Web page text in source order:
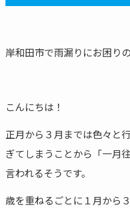
岸和田市で雨漏りにお困り
こんにちは！
正月から３月までは色々と
ぎてしまうことから「一月
言われるそうです。
歳を重ねるごとに１月から